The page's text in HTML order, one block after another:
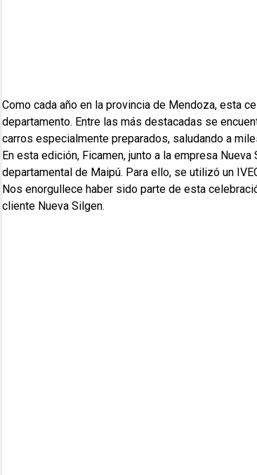
Como cada año en la provincia de Mendoza, esta
departamento. Entre las más destacadas se
carros especialmente preparados, saludando a
En esta edición, Ficamen, junto a la empresa
departamental de Maipú. Para ello, se utilizó un
Nos enorgullece haber sido parte de esta
cliente Nueva Silgen.